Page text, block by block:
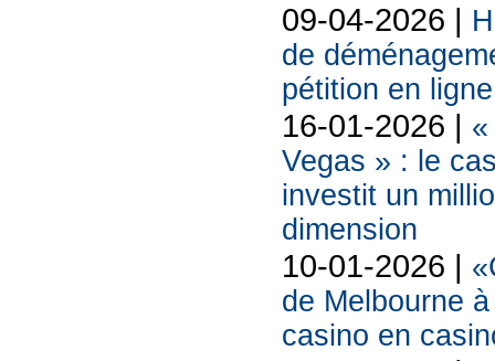
09-04-2026 |
de
pétition en ligne
16-01-2026 |
Vegas » : le
investit un
dimension
10-01-2026 |
de Melbourne
casino en